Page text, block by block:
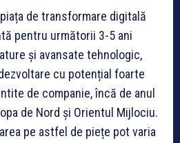
de transformare digitală
pentru următorii 3-5 ani
și avansate tehnologic,
cu potențial foarte
de companie, încă de anul
de Nord și Orientul Mijlociu.
pe astfel de piețe pot varia